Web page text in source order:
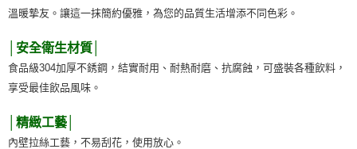
溫暖摯友。讓這一抹簡約優雅，為您的品質生活增添不同色彩。
│安全衛生材質│
食品級304加厚不銹鋼，結實耐用、耐熱耐磨、抗腐蝕，可盛裝各種飲料，
享受最佳飲品風味。
│精緻工藝│
內壁拉絲工藝，不易刮花，使用放心。